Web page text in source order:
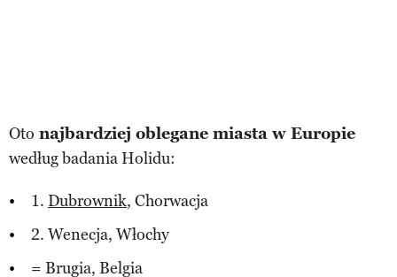
Oto najbardziej oblegane miasta w Europie
według badania Holidu:
1. Dubrownik, Chorwacja
2. Wenecja, Włochy
= Brugia, Belgia